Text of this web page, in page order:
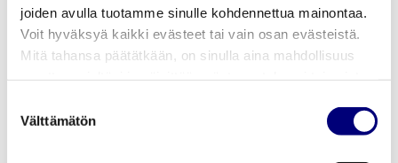
joiden avulla tuotamme sinulle kohdennettua mainontaa.
Voit hyväksyä kaikki evästeet tai vain osan evästeistä.
Mitä tahansa päätätkään, on sinulla aina mahdollisuus
valinta
Välttämätön
asiakaspalvelu@porienergia.fi
02 621 2085